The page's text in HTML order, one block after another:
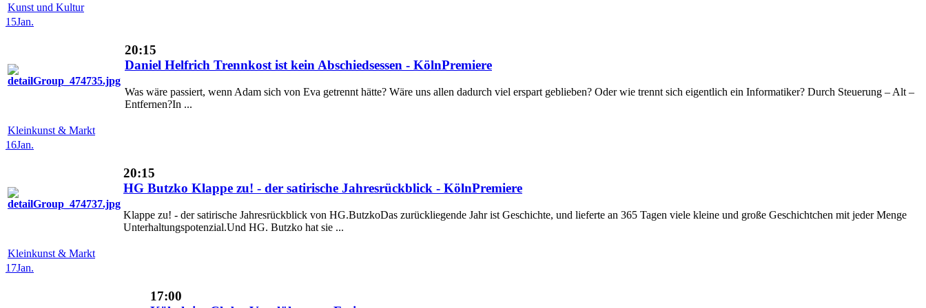
Kunst und Kultur
15Jan.
20:15
Daniel Helfrich Trennkost ist kein Abschiedsessen - KölnPremiere
Was wäre passiert, wenn Adam sich von Eva getrennt hätte? Wäre uns allen dadurch viel erspart geblieben? Oder wie trennt sich eigentlich ein Informatiker? Durch Steuerung – Alt –
Entfernen?In ...
Kleinkunst & Markt
16Jan.
20:15
HG Butzko Klappe zu! - der satirische Jahresrückblick - KölnPremiere
Klappe zu! - der satirische Jahresrückblick von HG.ButzkoDas zurückliegende Jahr ist Geschichte, und lieferte an 365 Tagen viele kleine und große Geschichtchen mit jeder Menge
Unterhaltungspotenzial.Und HG. Butzko hat sie ...
Kleinkunst & Markt
17Jan.
17:00